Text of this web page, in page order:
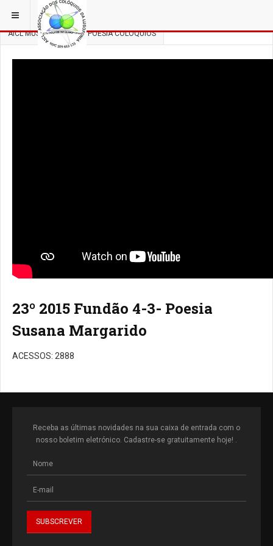
ESTÁ EM... 3 COLÓQUIOS
AICL MÚSICA, DANÇA E POESIA COLÓQUIOS
23º 2015 Fundão 4-3- Poesia
Susana Margarido
ACESSOS: 2888
Receba as últimas novidades na sua caixa de entrada com o
nosso boletim eletrónico. Cadastre-se gratuitamente hoje! .